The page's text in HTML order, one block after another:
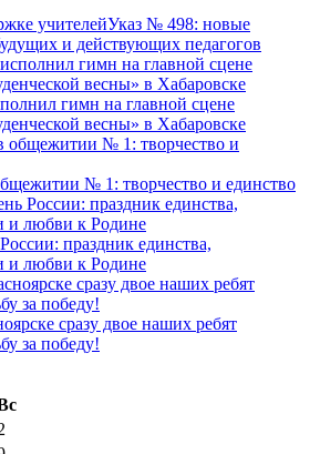
Указ № 498: новые
и действующих педагогов
гимн на главной сцене
весны» в Хабаровске
№ 1: творчество и единство
праздник единства,
и любви к Родине
сразу двое наших ребят
за победу!